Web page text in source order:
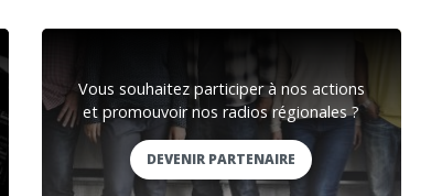
Vous souhaitez participer à nos actions
et promouvoir nos radios régionales ?
DEVENIR PARTENAIRE